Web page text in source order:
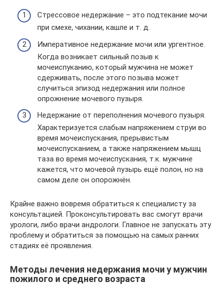
Стрессовое недержание – это подтекание мочи
при смехе, чихании, кашле и т. д.
Императивное недержание мочи или ургентное.
Когда возникает сильный позыв к
мочеиспуканию, который мужчина не может
сдерживать, после этого позыва может
случиться эпизод недержания или полное
опрожнение мочевого пузыря.
Недержание от переполнения мочевого пузыря.
Характеризуется слабым напряжением струи во
время мочеиспускания, прерывистым
мочеиспусканием, а также напряжением мышц
таза во время мочеиспускания, т.к. мужчине
кажется, что мочевой пузырь ещё полон, но на
самом деле он опорожнён.
Крайне важно вовремя обратиться к специалисту за
консультацией. Проконсультировать вас смогут врачи
урологи, либо врачи андрологи. Главное не запускать эту
проблему и обратиться за помощью на самых ранних
стадиях её проявления.
Методы лечения недержания мочи у мужчин
пожилого и среднего возраста